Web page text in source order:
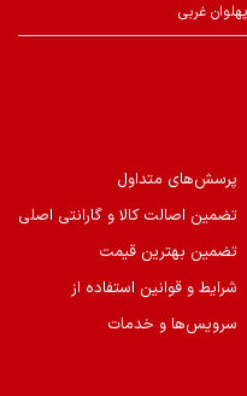
غربی
پرسش‌های متداول
تضمین اصالت کالا و گارانتی اصلی
تضمین بهترین قیمت
شرایط و قوانین استفاده از
سرویس‌ها و خدمات